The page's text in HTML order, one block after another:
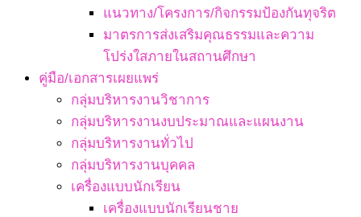
แนวทาง/โครงการ/กิจกรรมป้องกันทุจริต
มาตรการส่งเสริมคุณธรรมและความ
โปร่งใสภายในสถานศึกษา
คู่มือ/เอกสารเผยแพร่
กลุ่มบริหารงานวิชาการ
กลุ่มบริหารงานงบประมาณและแผนงาน
กลุ่มบริหารงานทั่วไป
กลุ่มบริหารงานบุคคล
เครื่องแบบนักเรียน
เครื่องแบบนักเรียนชาย